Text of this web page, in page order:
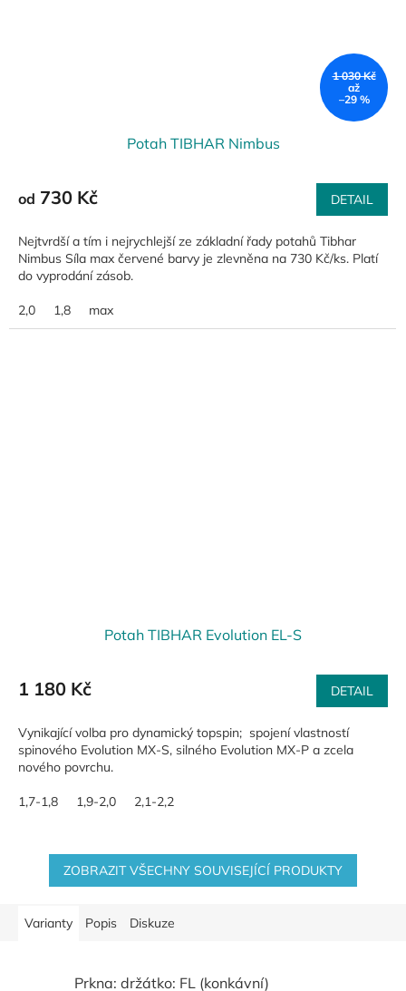
1 030 Kč
až
–29 %
Potah TIBHAR Nimbus
od 730 Kč DETAIL
Nejtvrdší a tím i nejrychlejší ze základní řady potahů Tibhar
Nimbus Síla max červené barvy je zlevněna na 730 Kč/ks. Platí
do vyprodání zásob.
2,0 1,8 max
Potah TIBHAR Evolution EL-S
1 180 Kč DETAIL
Vynikající volba pro dynamický topspin; spojení vlastností
spinového Evolution MX-S, silného Evolution MX-P a zcela
nového povrchu.
1,7-1,8 1,9-2,0 2,1-2,2
ZOBRAZIT VŠECHNY SOUVISEJÍCÍ PRODUKTY
Varianty Popis Diskuze
Prkna: držátko: FL (konkávní)